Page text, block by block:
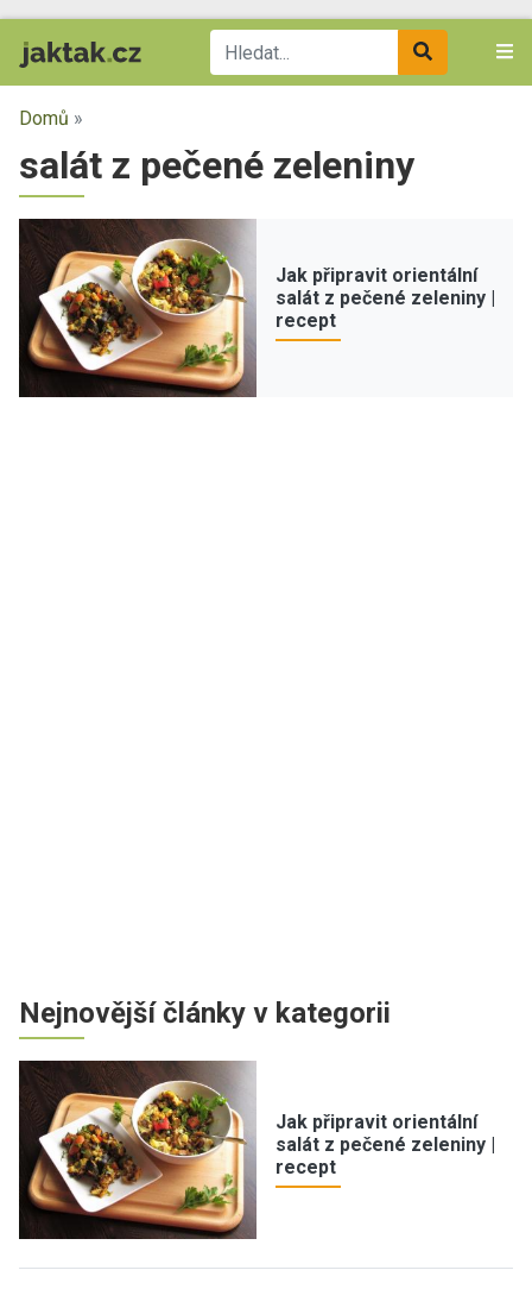
Domů »
salát z pečené zeleniny
Jak připravit orientální
salát z pečené zeleniny |
recept
Nejnovější články v kategorii
Jak připravit orientální
salát z pečené zeleniny |
recept